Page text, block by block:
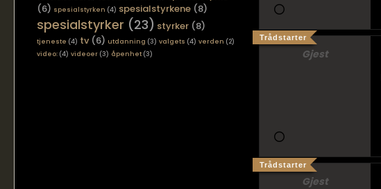
Gjest
Trådstarter
Gjest
Trådstarter
(6) spesialstyrken (4) spesialstyrkene (8)
spesialstyrker (23) styrker (8)
tjeneste (4) tv(6) utdanning (3) valgets (4) verden (2)
video: (4) videoer (3) åpenhet (3)